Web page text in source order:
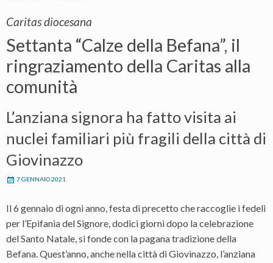
Caritas diocesana
Settanta “Calze della Befana”, il
ringraziamento della Caritas alla
comunità
L’anziana signora ha fatto visita ai
nuclei familiari più fragili della città di
Giovinazzo
7 GENNAIO 2021
Il 6 gennaio di ogni anno, festa di precetto che raccoglie i fedeli
per l’Epifania del Signore, dodici giorni dopo la celebrazione
del Santo Natale, si fonde con la pagana tradizione della
Befana. Quest’anno, anche nella città di Giovinazzo, l’anziana